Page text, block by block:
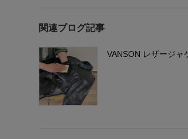
関連ブログ記事
VANSON レザージャ